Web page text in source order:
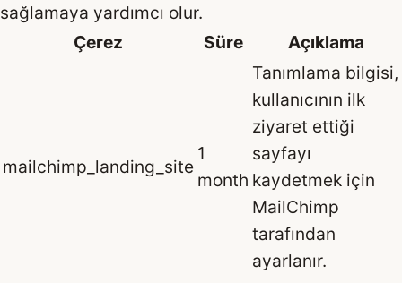
sağlamaya yardımcı olur.
Çerez
Süre Açıklama
mailchimp_landing_site
1
month
Tanımlama bilgisi,
kullanıcının ilk
ziyaret ettiği
sayfayı
kaydetmek için
MailChimp
tarafından
ayarlanır.